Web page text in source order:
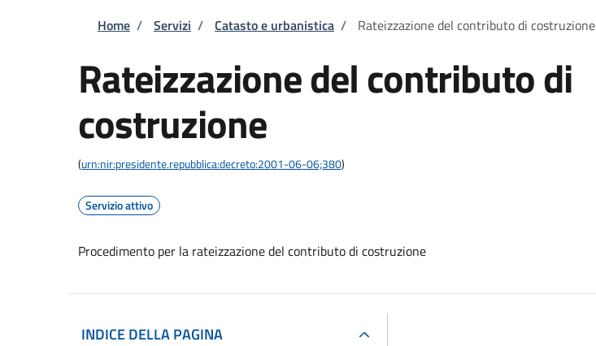
Briciole di pane
Home / Servizi / Catasto e urbanistica / Rateizzazione del contributo di costruzione
Rateizzazione del contributo di
costruzione
(urn:nir:presidente.repubblica:decreto:2001-06-06;380)
Servizio attivo
Procedimento per la rateizzazione del contributo di costruzione
INDICE DELLA PAGINA